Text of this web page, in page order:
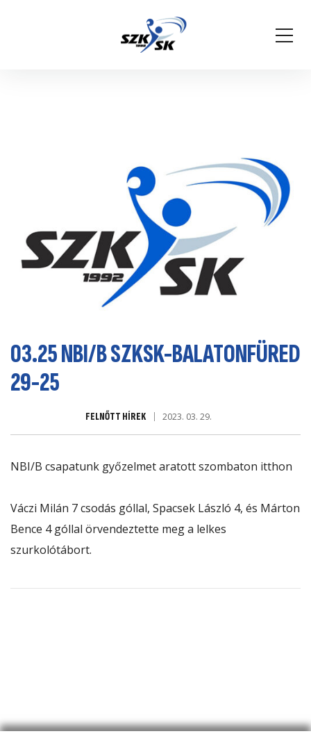
03.25 NBI/B SZKSK-BALATONFÜRED
29-25
FELNŐTT HÍREK 2023. 03. 29.
NBI/B csapatunk győzelmet aratott szombaton itthon
Váczi Milán 7 csodás góllal, Spacsek László 4, és Márton
Bence 4 góllal örvendeztette meg a lelkes
szurkolótábort.